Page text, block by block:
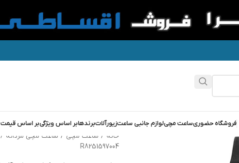
فروشگاه حضوریساعت مچیلوازم جانبی ساعتزیورآلاتبرندهابر اساس ویژگیبر اساس قیمت
خانه / ساعت مچی / ساعت مچی مردانه /
R8251597004